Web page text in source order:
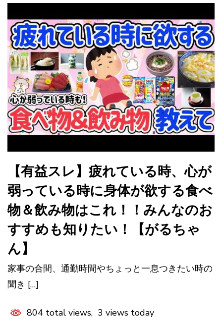
【有益スレ】疲れている時、心が
弱っている時に身体が欲する食べ
物＆飲み物はこれ！！みんなのお
すすめも知りたい！【がるちゃ
ん】
家事の合間、通勤時間やちょっと一息つきたい時の
聞き […]
804 total views, 3 views today